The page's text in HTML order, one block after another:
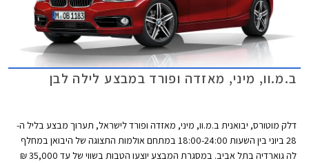
ב.מ.וו, מיני, מאזדה ופורד במבצע לילה לבן
דלק מוטורס, יבואנית ב.מ.וו, מיני, מאזדה ופורד לישראל, תערוך מבצע בליל ה-
28 ביוני בין השעות 18:00-24:00 במתחם אולמות התצוגה של היבואן במחלף
לה גוארדיה בתל אביב. במסגרת המבצע יוצעו הטבות בשווי של עד 35,000 ₪